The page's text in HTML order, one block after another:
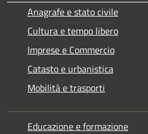
Anagrafe e stato civile
Cultura e tempo libero
Imprese e Commercio
Catasto e urbanistica
Mobilità e trasporti
Educazione e formazione